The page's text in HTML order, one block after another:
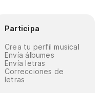
Participa
Crea tu perfil musical
Envía álbumes
Envía letras
Correcciones de
letras